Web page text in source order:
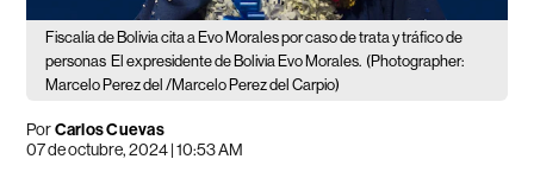
Fiscalía de Bolivia cita a Evo Morales por caso de trata y tráfico de
personas El expresidente de Bolivia Evo Morales. (Photographer:
Marcelo Perez del /Marcelo Perez del Carpio)
PorCarlos Cuevas
07 de octubre, 2024 | 10:53 AM